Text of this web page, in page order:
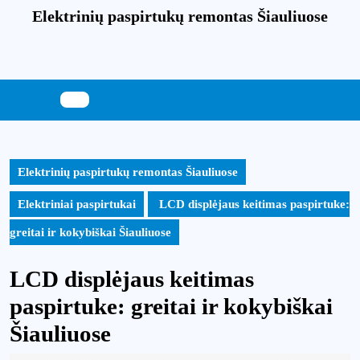
Elektrinių paspirtukų remontas Šiauliuose
Elektrinių paspirtukų remontas Šiauliuose
Elektriniai paspirtukai LCD displėjaus keitimas paspirtuke:
greitai ir kokybiškai Šiauliuose
LCD displėjaus keitimas
paspirtuke: greitai ir kokybiškai
Šiauliuose